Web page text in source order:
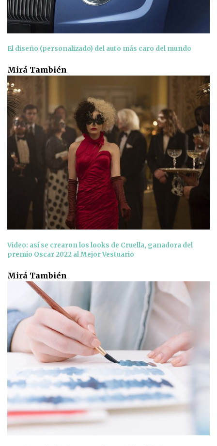
El diseño (personalizado) del auto más caro del mundo
Mirá También
Video: así se crearon los looks de Cruella, ganadora del
premio Oscar 2022 al Mejor Vestuario
Mirá También